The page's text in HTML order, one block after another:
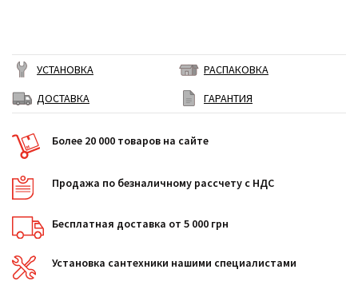
УСТАНОВКА
РАСПАКОВКА
ДОСТАВКА
ГАРАНТИЯ
Более 20 000 товаров на сайте
Продажа по безналичному рассчету с НДС
Бесплатная доставка от 5 000 грн
Установка сантехники нашими специалистами